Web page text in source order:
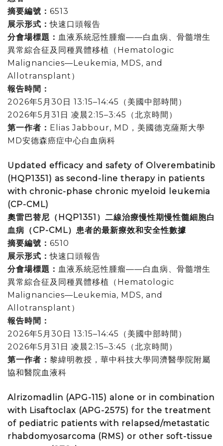
摘要編號： 6513
展示形式：快速口頭報告
分會場標題： 血液系統惡性腫瘤——白血病、骨髓增生
異常綜合征及同種異體移植（Hematologic
Malignancies—Leukemia, MDS, and
Allotransplant）
報告時間：
2026年5月30日 13:15–14:45（美國中部時間）
2026年5月31日 凌晨2:15–3:45（北京時間）
第一作者： Elias Jabbour, MD，美國德克薩斯大學
MD安德森癌症中心白血病科
Updated efficacy and safety of Olverembatinib
(HQP1351) as second-line therapy in patients
with chronic-phase chronic myeloid leukemia
(CP-CML)
奧雷巴替尼（ HQP1351 ）二線治療慢性期慢性髓細胞白
血病（CP-CML）患者的最新療效和安全性數據
摘要編號： 6510
展示形式：快速口頭報告
分會場標題： 血液系統惡性腫瘤——白血病、骨髓增生
異常綜合征及同種異體移植（Hematologic
Malignancies—Leukemia, MDS, and
Allotransplant）
報告時間：
2026年5月30日 13:15–14:45（美國中部時間）
2026年5月31日 凌晨2:15–3:45（北京時間）
第一作者： 黎緯明教授，華中科技大學同濟醫學院附屬
協和醫院血液科
Alrizomadlin (APG-115) alone or in combination
with Lisaftoclax (APG-2575) for the treatment
of pediatric patients with relapsed/metastatic
rhabdomyosarcoma (RMS) or other soft-tissue